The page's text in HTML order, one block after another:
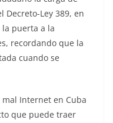
Decreto-Ley 389, en
puerta a la
recordando que la
cuando se
Internet en Cuba
que puede traer